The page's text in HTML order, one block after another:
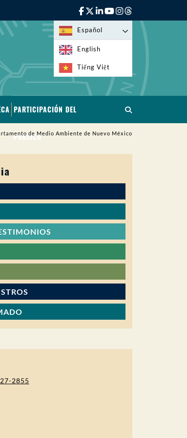
Español
English
Tiếng Việt
PARTICIPACIÓN DEL
PÚBLICOde Medio Ambiente de Nuevo México
2855